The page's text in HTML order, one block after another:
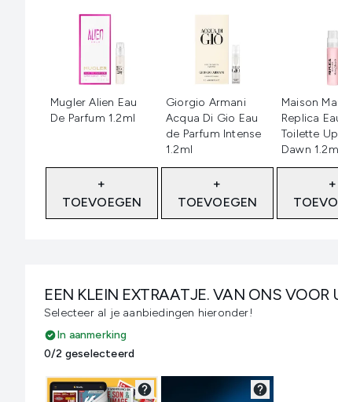
Mugler Alien Eau
De Parfum 1.2ml
+
TOEVOEGEN
Giorgio Armani
Acqua Di Gio Eau
de Parfum Intense
1.2ml
+
TOEVOEGEN
Maison
Replica
Toilette
Dawn
+
EEN KLEIN EXTRAATJE. VAN ONS VOOR
Selecteer al je aanbiedingen hieronder!
In aanmerking
0/2 geselecteerd